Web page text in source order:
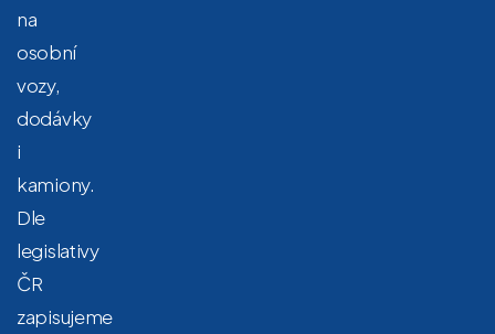
na
osobní
vozy,
dodávky
i
kamiony.
Dle
legislativy
ČR
zapisujeme